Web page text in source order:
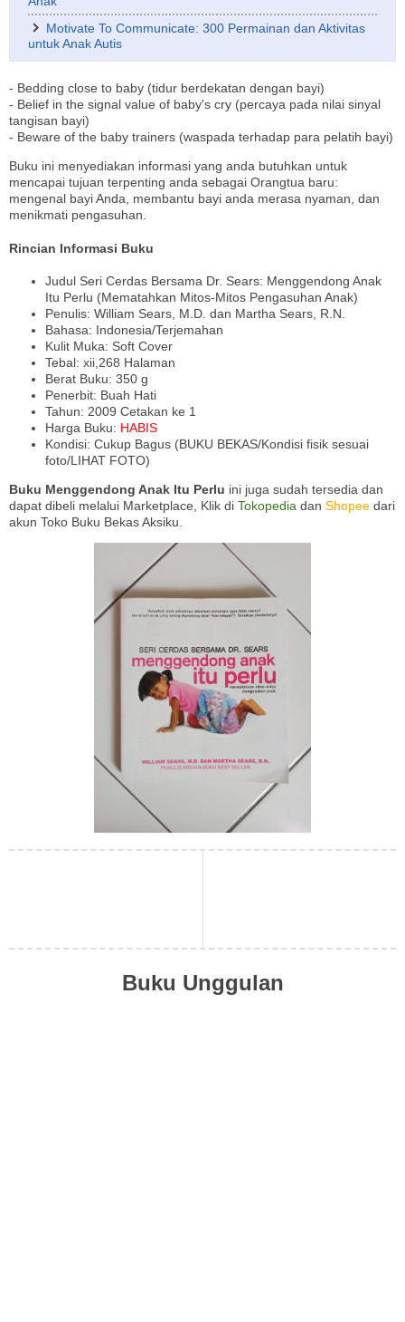
Motivate To Communicate: 300 Permainan dan Aktivitas
untuk Anak Autis
- Bedding close to baby (tidur berdekatan dengan bayi)
- Belief in the signal value of baby's cry (percaya pada nilai sinyal
tangisan bayi)
- Beware of the baby trainers (waspada terhadap para pelatih bayi)
Buku ini menyediakan informasi yang anda butuhkan untuk
mencapai tujuan terpenting anda sebagai Orangtua baru:
mengenal bayi Anda, membantu bayi anda merasa nyaman, dan
menikmati pengasuhan.
Rincian Informasi Buku
Judul Seri Cerdas Bersama Dr. Sears: Menggendong Anak
Itu Perlu (Mematahkan Mitos-Mitos Pengasuhan Anak)
Penulis: William Sears, M.D. dan Martha Sears, R.N.
Bahasa: Indonesia/Terjemahan
Kulit Muka: Soft Cover
Tebal: xii,268 Halaman
Berat Buku: 350 g
Penerbit: Buah Hati
Tahun: 2009 Cetakan ke 1
Harga Buku: HABIS
Kondisi: Cukup Bagus (BUKU BEKAS/Kondisi fisik sesuai
foto/LIHAT FOTO)
Buku Menggendong Anak Itu Perlu ini juga sudah tersedia dan
dapat dibeli melalui Marketplace, Klik di Tokopedia dan Shopee dari
akun Toko Buku Bekas Aksiku.
Buku Unggulan